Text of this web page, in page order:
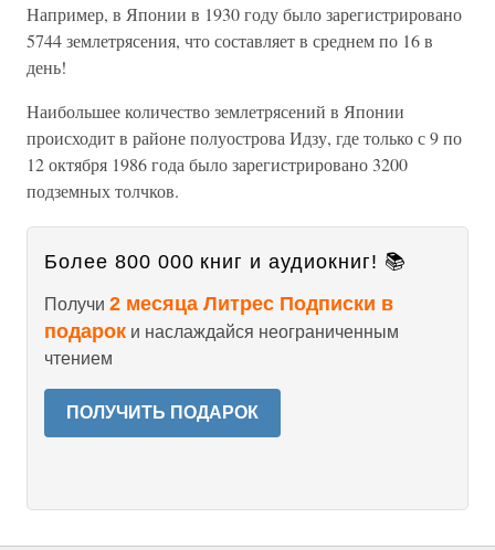
Например, в Японии в 1930 году было зарегистрировано
5744 землетрясения, что составляет в среднем по 16 в
день!
Наибольшее количество землетрясений в Японии
происходит в районе полуострова Идзу, где только с 9 по
12 октября 1986 года было зарегистрировано 3200
подземных толчков.
Более 800 000 книг и аудиокниг! 📚
Получи 2 месяца Литрес Подписки в
подарок и наслаждайся неограниченным
чтением
ПОЛУЧИТЬ ПОДАРОК